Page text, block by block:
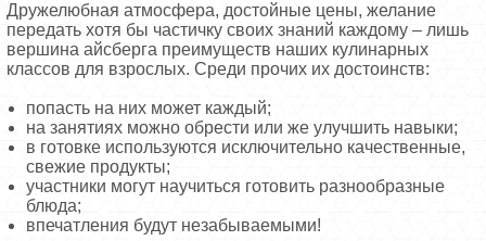
Дружелюбная атмосфера, достойные цены, желание
передать хотя бы частичку своих знаний каждому – лишь
вершина айсберга преимуществ наших кулинарных
классов для взрослых. Среди прочих их достоинств:
попасть на них может каждый;
на занятиях можно обрести или же улучшить навыки;
в готовке используются исключительно качественные,
свежие продукты;
участники могут научиться готовить разнообразные
блюда;
впечатления будут незабываемыми!